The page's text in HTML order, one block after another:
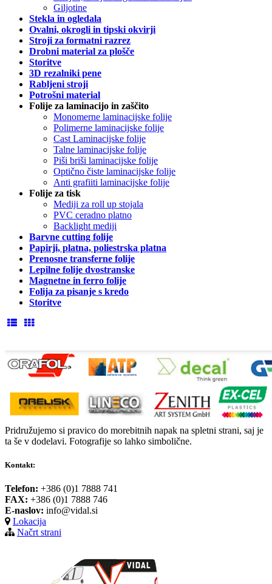
Giljotine
Stekla in ogledala
Ovalni, okrogli in tipski okvirji
Stroji za formatni razrez
Drobni material za plošče
Storitve
3D rezalniki pene
Rabljeni stroji
Potrošni material
Folije za laminacijo in zaščito
Monomerne laminacijske folije
Polimerne laminacijske folije
Cast Laminacijske folije
Talne laminacijske folije
Piši briši laminacijske folije
Optično čiste laminacijske folije
Anti grafiiti laminacijske folije
Folije za tisk
Mediji za roll up stojala
PVC ceradno platno
Backlight mediji
Barvne cutting folije
Papirji, platna, poliestrska platna
Prenosne transferne folije
Lepilne folije dvostranske
Magnetne in ferro folije
Folija za pisanje s kredo
Storitve
Pridružujemo si pravico do morebitnih napak na spletni strani, saj je
ta še v dodelavi. Fotografije so lahko simbolične.
Kontakt:
Telefon: +386 (0)1 7888 741
FAX: +386 (0)1 7888 746
E-naslov: info@vidal.si
Lokacija
Načrt strani